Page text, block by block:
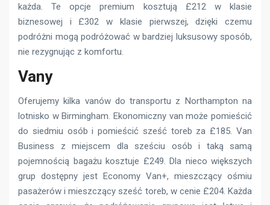
każda. Te opcje premium kosztują £212 w klasie
biznesowej i £302 w klasie pierwszej, dzięki czemu
podróżni mogą podróżować w bardziej luksusowy sposób,
nie rezygnując z komfortu.
Vany
Oferujemy kilka vanów do transportu z Northampton na
lotnisko w Birmingham. Ekonomiczny van może pomieścić
do siedmiu osób i pomieścić sześć toreb za £185. Van
Business z miejscem dla sześciu osób i taką samą
pojemnością bagażu kosztuje £249. Dla nieco większych
grup dostępny jest Economy Van+, mieszczący ośmiu
pasażerów i mieszczący sześć toreb, w cenie £204. Każda